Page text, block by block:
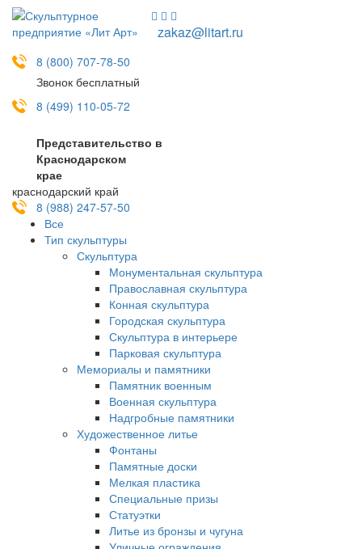
zakaz@litart.ru
8 (800) 707-78-50
Звонок бесплатный
8 (499) 110-05-72
Представительство в
Краснодарском
крае
краснодарский край
8 (988) 247-57-50
Все
Тип скульптуры
Скульптура
Монументальная скульптура
Православная скульптура
Конная скульптура
Городская скульптура
Скульптура в интерьере
Парковая скульптура
Мемориалы и памятники
Памятник военным
Военная скульптура
Надгробные памятники
Художественное литье
Фонтаны
Памятные доски
Мелкая пластика
Специальные призы
Статуэтки
Литье из бронзы и чугуна